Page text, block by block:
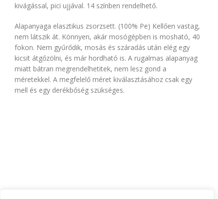
kivágással, pici ujjával. 14 színben rendelhető.
Alapanyaga elasztikus zsorzsett. (100% Pe) Kellően vastag,
nem látszik át. Könnyen, akár mosógépben is mosható, 40
fokon. Nem gyűrődik, mosás és száradás után elég egy
kicsit átgőzölni, és már hordható is. A rugalmas alapanyag
miatt bátran megrendelhetitek, nem lesz gond a
méretekkel. A megfelelő méret kiválasztásához csak egy
mell és egy derékbőség szükséges.